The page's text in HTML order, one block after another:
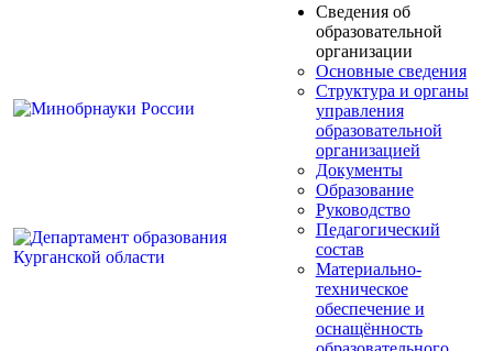
Сведения об
образовательной
организации
Основные сведения
Структура и органы
управления
образовательной
организацией
Документы
Образование
Руководство
Педагогический
состав
Материально-
техническое
обеспечение и
оснащённость